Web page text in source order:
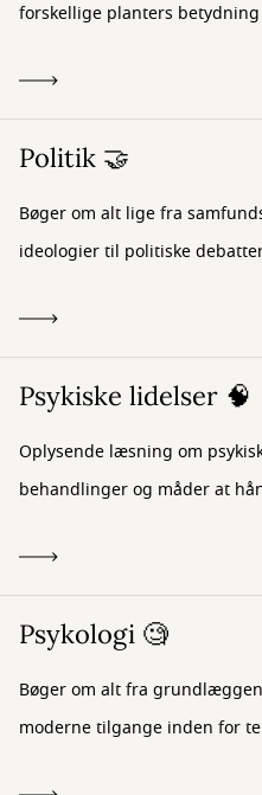
forskellige planters
Politik 🤝
Bøger om alt lige fra
ideologier til politiske
Psykiske lidelser 🧠
Oplysende læsning om
behandlinger og måder at
Psykologi 🧐
Bøger om alt fra
moderne tilgange inden for